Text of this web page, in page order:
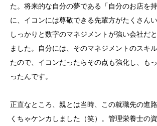
た。将来的な自分の夢である「自分のお店を
に、イコンには尊敬できる先輩方がたくさん
しっかりと数字のマネジメントが強い会社だ
ました。自分には、そのマネジメントのスキ
たので、イコンだったらその点も強化し、も
ったんです。
正直なところ、親とは当時、この就職先の進
くちゃケンカしました（笑）。管理栄養士の